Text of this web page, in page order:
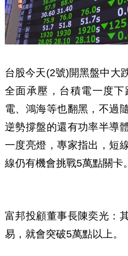
台股今天(2號)開黑盤中大
全面承壓，台積電一度
電、鴻海等也翻黑，不過
逆勢撐盤的還有功率半導
一度亮燈，專家指出，短
線仍有機會挑戰5萬點關卡。
富邦投顧董事長陳奕光：
易，就會突破5萬點以上。